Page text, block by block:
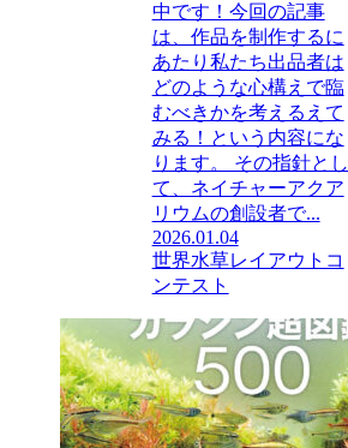
中です！今回の記事
は、作品を制作するに
あたり私たち出品者は
どのような心構えで臨
むべきかを考えるえて
みる！という内容にな
ります。 その指針とし
て、ネイチャーアクア
リウムの創設者で...
2026.01.04
世界水草レイアウトコ
ンテスト